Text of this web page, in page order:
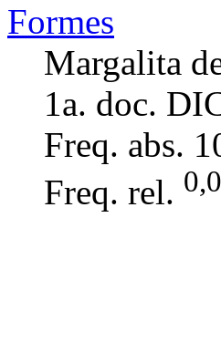
Formes
Margalita
1a. doc.
Freq. abs.
Freq. rel.